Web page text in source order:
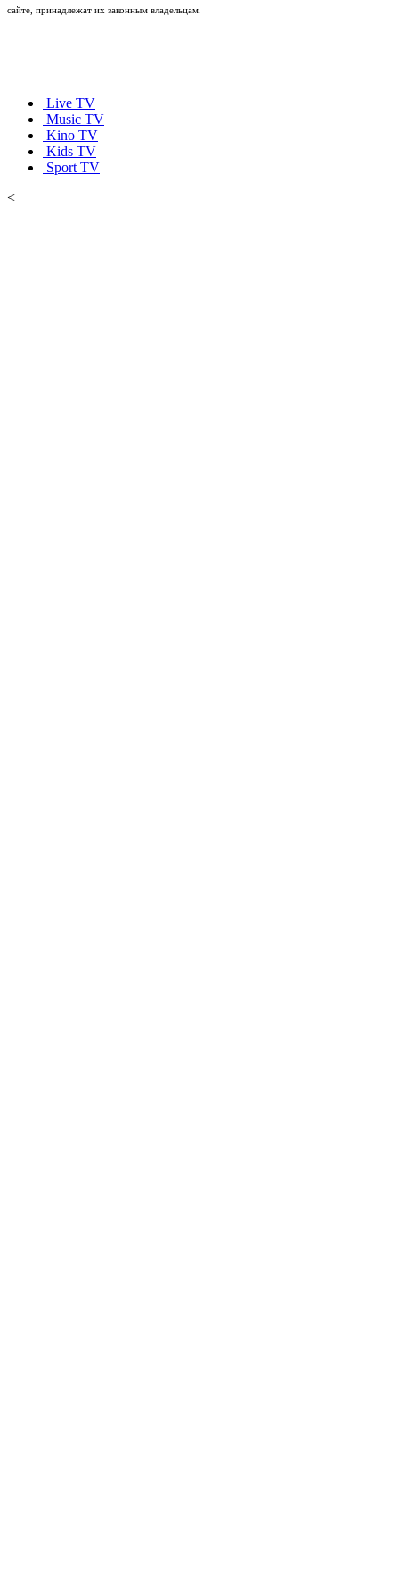
сайте, принадлежат их законным владельцам.
Live TV
Music TV
Kino TV
Kids TV
Sport TV
<